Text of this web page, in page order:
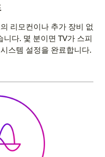
리모컨이나 추가 장비 없
다. 몇 분이면 TV가 스피
스템 설정을 완료합니다.